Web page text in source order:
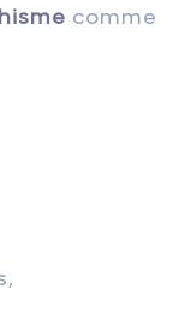
comme